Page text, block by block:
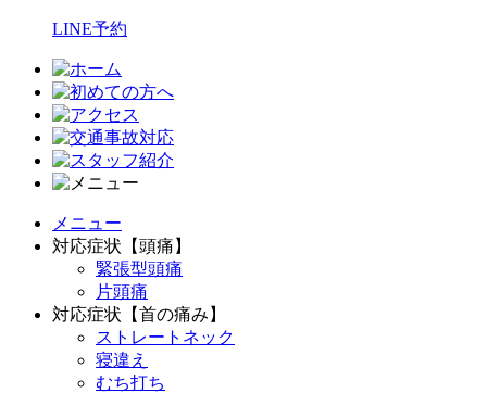
LINE予約
メニュー
対応症状【頭痛】
緊張型頭痛
片頭痛
対応症状【首の痛み】
ストレートネック
寝違え
むち打ち